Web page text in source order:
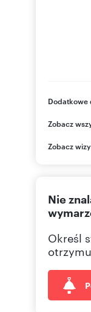
Dodatkowe
Ks. Jerzego
podlaskie
Zobacz
Zobacz
Nie
Określ